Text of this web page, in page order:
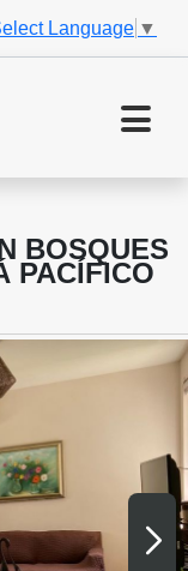
Language ▼
BOSQUES
PACÍFICO